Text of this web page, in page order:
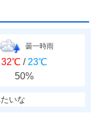
曇一時雨
32℃ / 23℃
50%
いな